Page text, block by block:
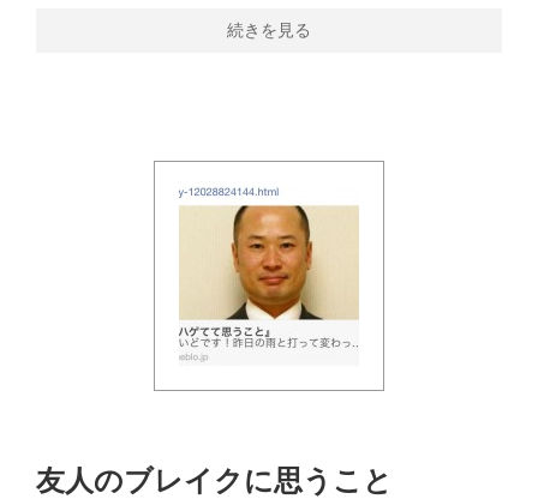
続きを見る
友人のブレイクに思うこと